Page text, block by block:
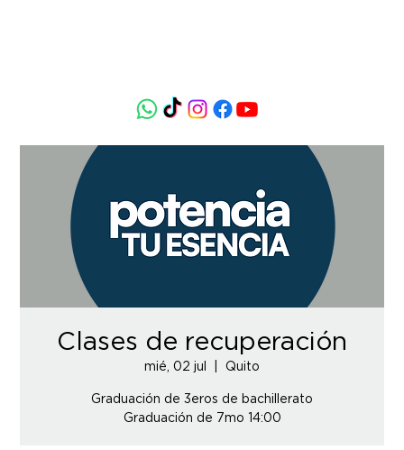
Clases de recuperación
mié, 02 jul Quito
Graduación de 3eros de bachillerato
Graduación de 7mo 14:00